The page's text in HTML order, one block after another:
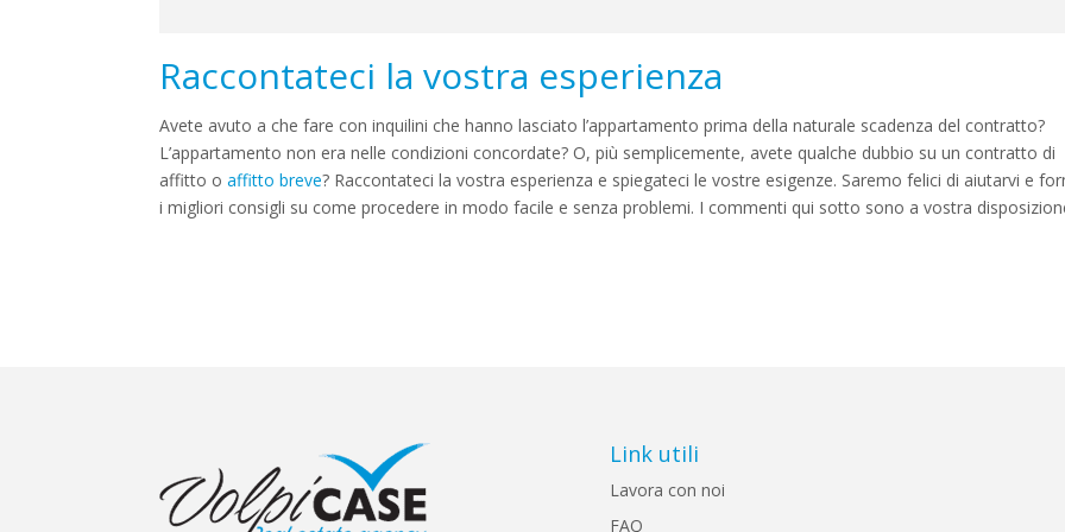
Raccontateci la vostra esperienza
Avete avuto a che fare con inquilini che hanno lasciato l’appartamento prima della naturale scadenza del contratto?
L’appartamento non era nelle condizioni concordate? O, più semplicemente, avete qualche dubbio su un contratto di
affitto oaffitto breve? Raccontateci la vostra esperienza e spiegateci le vostre esigenze. Saremo felici di aiutarvi e
i migliori consigli su come procedere in modo facile e senza problemi. I commenti qui sotto sono a vostra
Link utili
Lavora con noi
FAQ